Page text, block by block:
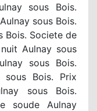
sous Bois.
sous Bois.
Bois. Societe de
Aulnay sous
sous Bois.
sous Bois. Prix
sous Bois.
soude Aulnay